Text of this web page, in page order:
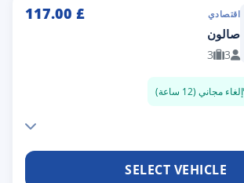
اقتصادي £
117.00
صالون
3
3
إلغاء مجاني (12 ساعة)
SELECT VEHICLE